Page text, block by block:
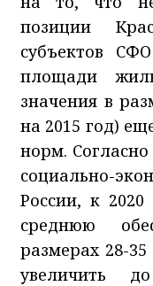
позиции
субъектов
площади
значения в
на 2015 год)
норм.
социально-
России, к
среднюю
размерах 28-
увеличить